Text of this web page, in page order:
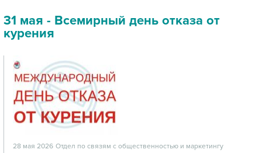
31 мая - Всемирный день отказа от
курения
28 мая 2026 Отдел по связям с общественностью и маркетингу